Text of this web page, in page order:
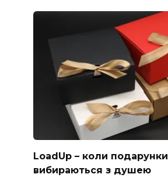
LoadUp – коли подарунки
вибираються з душею